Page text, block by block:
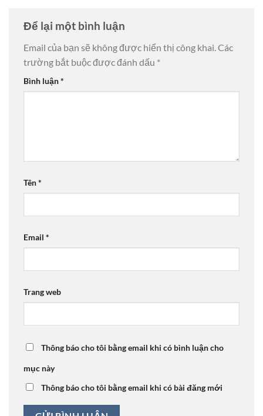
Để lại một bình luận
Email của bạn sẽ không được hiển thị công khai.Các
trường bắt buộc được đánh dấu *
Bình luận*
Tên*
Email *
Trang web
Thông báo cho tôi bằng email khi có bình luận cho
mục này
Thông báo cho tôi bằng email khi có bài đăng mới